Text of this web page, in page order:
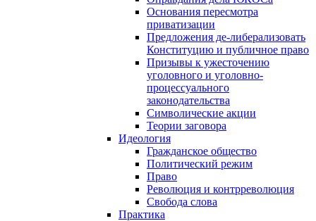
Основания пересмотра
приватизации
Предложения де-либерализовать
Конституцию и публичное право
Призывы к ужесточению
уголовного и уголовно-
процессуального
законодательства
Символические акции
Теории заговора
Идеология
Гражданское общество
Политический режим
Право
Революция и контрреволюция
Свобода слова
Практика